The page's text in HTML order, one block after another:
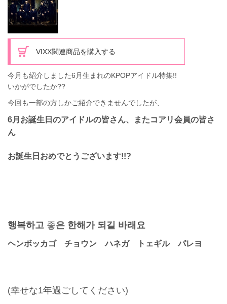
VIXX関連商品を購入する
今月も紹介しました6月生まれのKPOPアイドル特集!!
いかがでしたか??
今回も一部の方しかご紹介できませんでしたが、
6月お誕生日のアイドルの皆さん、またコアリ会員の皆さ
ん
お誕生日おめでとうございます!!?
행복하고 좋은 한해가 되길 바래요
ヘンボッカゴ チョウン ハネガ トェギル パレヨ
(幸せな1年過ごしてください)